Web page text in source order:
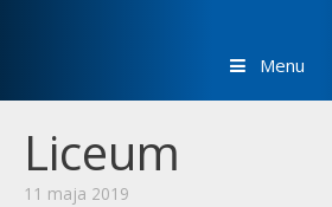
Menu
Liceum
11 maja 2019